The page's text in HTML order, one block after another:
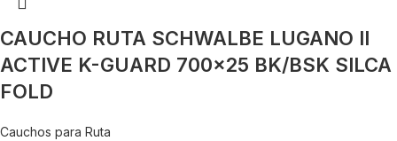
CAUCHO RUTA SCHWALBE LUGANO II
ACTIVE K-GUARD 700×25 BK/BSK SILCA
FOLD
Cauchos para Ruta